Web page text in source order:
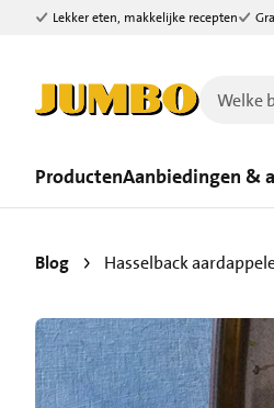
Ga naar zoeken
Ga naar hoofdinhoud
Lekker eten, makkelijke recepten
ProductenAanbiedingen &
Blog Hasselback